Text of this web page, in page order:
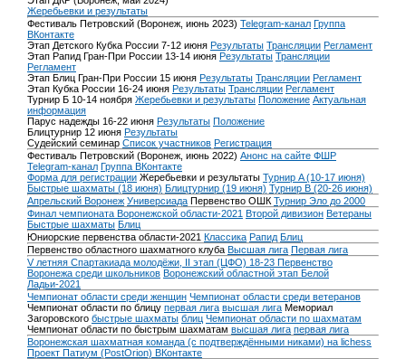
Жеребьевки и результаты
Фестиваль Петровский (Воронеж, июнь 2023) Telegram-канал Группа
ВКонтакте
Этап Детского Кубка России 7-12 июня Результаты Трансляции Регламент
Этап Рапид Гран-При России 13-14 июня Результаты Трансляции
Регламент
Этап Блиц Гран-При России 15 июня Результаты Трансляции Регламент
Этап Кубка России 16-24 июня Результаты Трансляции Регламент
Турнир Б 10-14 ноября Жеребьевки и результаты Положение Актуальная
информация
Парус надежды 16-22 июня Результаты Положение
Блицтурнир 12 июня Результаты
Судейский семинар Список участников Регистрация
Фестиваль Петровский (Воронеж, июнь 2022) Анонс на сайте ФШР
Telegram-канал Группа ВКонтакте
Форма для регистрации Жеребьевки и результаты Турнир A (10-17 июня)
Быстрые шахматы (18 июня) Блицтурнир (19 июня) Турнир B (20-26 июня)
Апрельский Воронеж Универсиада Первенство ОШК Турнир Эло до 2000
Финал чемпионата Воронежской области-2021 Второй дивизион Ветераны
Быстрые шахматы Блиц
Юниорские первенства области-2021 Классика Рапид Блиц
Первенство областного шахматного клуба Высшая лига Первая лига
V летняя Спартакиада молодёжи, II этап (ЦФО) 18-23 Первенство
Воронежа среди школьников Воронежский областной этап Белой
Ладьи-2021
Чемпионат области среди женщин Чемпионат области среди ветеранов
Чемпионат области по блицу первая лига высшая лига Мемориал
Загоровского быстрые шахматы блиц Чемпионат области по шахматам
Чемпионат области по быстрым шахматам высшая лига первая лига
Воронежская шахматная команда (с подтверждёнными никами) на lichess
Проект Патиум (PostOrion) ВКонтакте